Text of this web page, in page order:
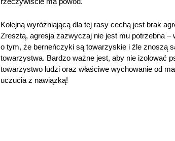
Kolejną wyróżniającą dla tej rasy cechą jest brak
Zresztą, agresja zazwyczaj nie jest mu potrzebna
o tym, że berneńczyki są towarzyskie i źle znoszą
towarzystwa. Bardzo ważne jest, aby nie izolować
towarzystwo ludzi oraz właściwe wychowanie od
uczucia z nawiązką!